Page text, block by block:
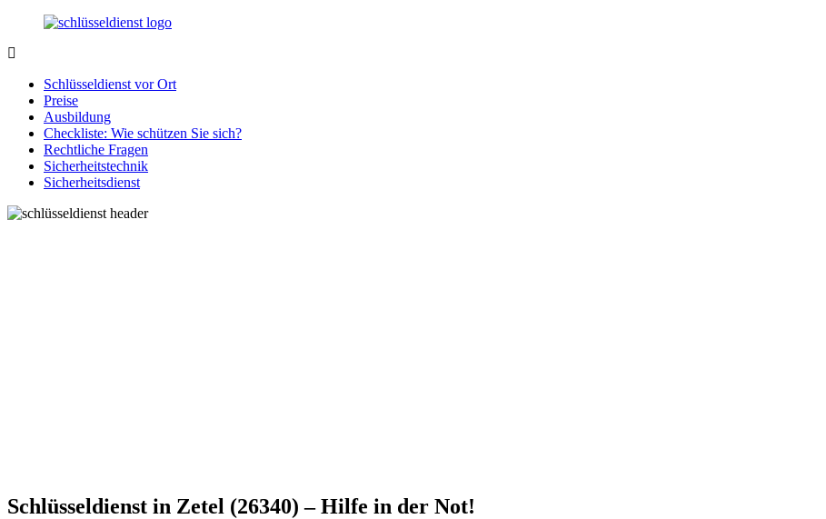
Zurück
Inhalt
Notlage
wird
gelöst!
Schlüsseldienst vor Ort
Preise
Ausbildung
Checkliste: Wie schützen Sie sich?
Rechtliche Fragen
Sicherheitstechnik
Sicherheitsdienst
Schlüsseldienst in Zetel (26340) – Hilfe in der Not!